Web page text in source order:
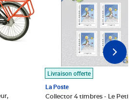
Livraison offerte
La Poste
Collector 4 timbres - Le Petit